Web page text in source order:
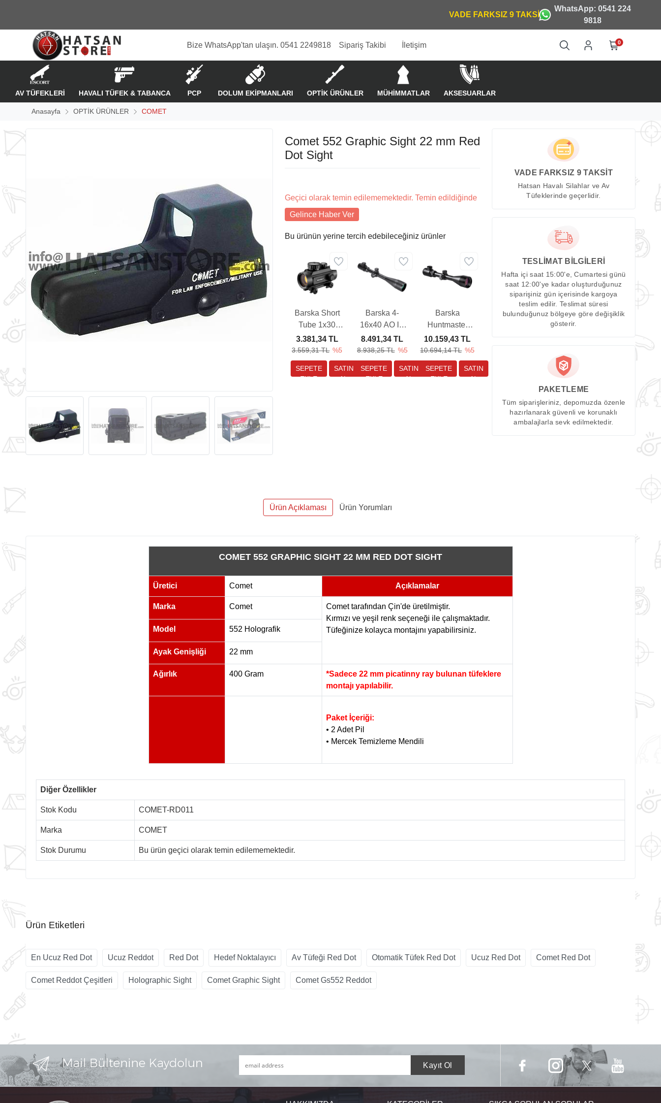
WhatsApp: 0541 224
9818
Bize WhatsApp'tan ulaşın. 0541 2249818 Sipariş Takibi İletişim 0
AV TÜFEKLERİ HAVALI TÜFEK & TABANCA PCP DOLUM EKİPMANLARI OPTİK ÜRÜNLER MÜHİMMATLAR AKSESUARLAR
Anasayfa OPTİK ÜRÜNLER COMET
Comet 552 Graphic Sight 22 mm Red
Dot Sight
Geçici olarak temin edilememektedir. Temin edildiğinde
Gelince Haber Ver
Bu ürünün yerine tercih edebileceğiniz ürünler
Barska Short
Tube 1x30
Weaver Hedef
Noktalayıcı
Red Dot Sight
3.559,31 TL %5
3.381,34 TL
Barska 4-
16x40 AO IR
External MIL-
DOT Tüfek
Dürbünü
8.938,25 TL %5
8.491,34 TL
Barska
Huntmaster
Pro 3-12x50 IR
Tüfek Dürbünü
10.694,14 TL %5
10.159,43 TL
VADE FARKSIZ 9 TAKSİT
Hatsan Havalı Silahlar ve Av
Tüfeklerinde geçerlidir.
TESLİMAT BİLGİLERİ
Hafta içi saat 15:00'e, Cumartesi günü
saat 12:00'ye kadar oluşturduğunuz
siparişiniz gün içerisinde kargoya
teslim edilir. Teslimat süresi
bulunduğunuz bölgeye göre değişiklik
gösterir.
PAKETLEME
Tüm siparişleriniz, depomuzda özenle
hazırlanarak güvenli ve korunaklı
ambalajlarla sevk edilmektedir.
Ürün Açıklaması Ürün Yorumları
COMET 552 GRAPHIC SIGHT 22 MM RED DOT SIGHT
Üretici Comet Açıklamalar
Marka Comet
Comet tarafından Çin'de üretilmiştir.
Kırmızı ve yeşil renk seçeneği ile çalışmaktadır.
Tüfeğinize kolayca montajını yapabilirsiniz.
Model 552 Holografik
Ayak Genişliği 22 mm
Ağırlık 400 Gram
*Sadece 22 mm picatinny ray bulunan tüfeklere
montajı yapılabilir.
Paket İçeriği:
• 2 Adet Pil
• Mercek Temizleme Mendili
Diğer Özellikler
Stok Kodu COMET-RD011
Marka COMET
Stok Durumu Bu ürün geçici olarak temin edilememektedir.
Ürün Etiketleri
En Ucuz Red Dot Ucuz Reddot Red Dot Hedef Noktalayıcı Av Tüfeği Red Dot Otomatik Tüfek Red Dot Ucuz Red Dot Comet Red Dot
Comet Reddot Çeşitleri Holographic Sight Comet Graphic Sight Comet Gs552 Reddot